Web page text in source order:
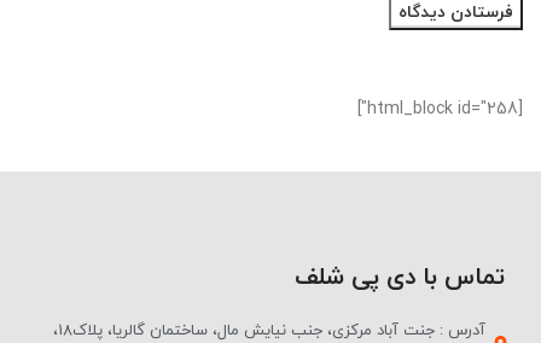
[html_block id="258"]
تماس با دی پی شلف
آدرس : جنت آباد مرکزی، جنب نیایش مال، ساختمان گالریا، پلاک18،